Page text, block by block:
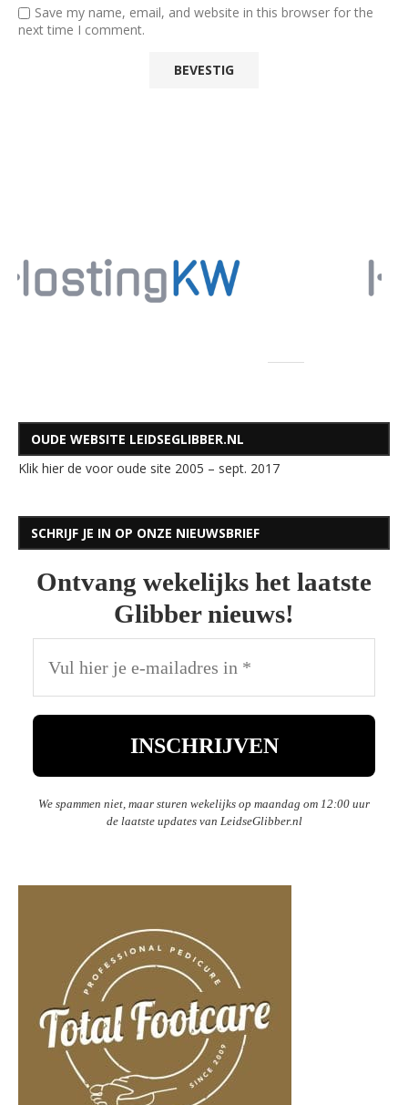
Save my name, email, and website in this browser for the
next time I comment.
OUDE WEBSITE LEIDSEGLIBBER.NL
Klik hier de voor oude site 2005 – sept. 2017
SCHRIJF JE IN OP ONZE NIEUWSBRIEF
Ontvang wekelijks het laatste
Glibber nieuws!
We spammen niet, maar sturen wekelijks op maandag om 12:00 uur
de laatste updates van LeidseGlibber.nl